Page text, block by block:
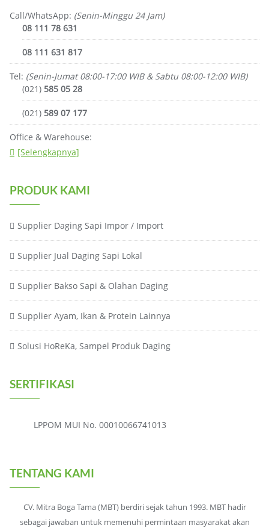
Call/WhatsApp: (Senin-Minggu 24 Jam)
08 111 78 631
08 111 631 817
Tel: (Senin-Jumat 08:00-17:00 WIB & Sabtu 08:00-12:00 WIB)
(021) 585 05 28
(021) 589 07 177
Office & Warehouse:
[Selengkapnya]
PRODUK KAMI
Supplier Daging Sapi Impor / Import
Supplier Jual Daging Sapi Lokal
Supplier Bakso Sapi & Olahan Daging
Supplier Ayam, Ikan & Protein Lainnya
Solusi HoReKa, Sampel Produk Daging
SERTIFIKASI
LPPOM MUI No. 00010066741013
TENTANG KAMI
CV. Mitra Boga Tama (MBT) berdiri sejak tahun 1993. MBT hadir
sebagai jawaban untuk memenuhi permintaan masyarakat akan